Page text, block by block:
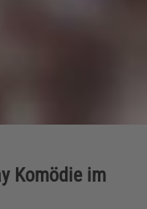
Komödie im